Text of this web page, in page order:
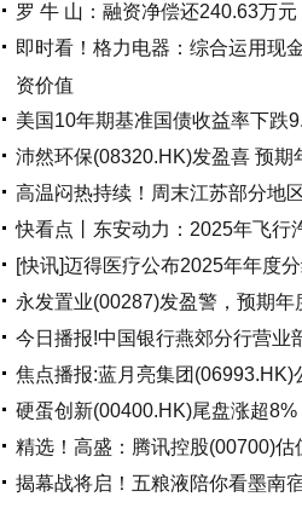
罗 牛 山：融资净偿还240.63万
即时看！格力电器：综合运用现
资价值
美国10年期基准国债收益率下跌
沛然环保(08320.HK)发盈喜 预
高温闷热持续！周末江苏部分地
快看点丨东安动力：2025年飞行
[快讯]迈得医疗公布2025年年度
永发置业(00287)发盈警，预期
今日播报!中国银行燕郊分行营业
焦点播报:蓝月亮集团
硬蛋创新(00400.HK)尾盘涨超
精选！高盛：腾讯控股(00700)估
揭幕战将启！五粮液陪你看墨南